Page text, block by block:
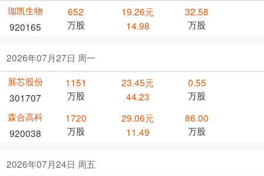
珈凯生物
920165
652
万股
19.26元
14.98
32.58
万股
2026年07月27日 周一
展芯股份
301707
1151
万股
23.45元
44.23
0.55
万股
森合高科
920038
1720
万股
29.06元
11.49
86.00
万股
2026年07月24日 周五